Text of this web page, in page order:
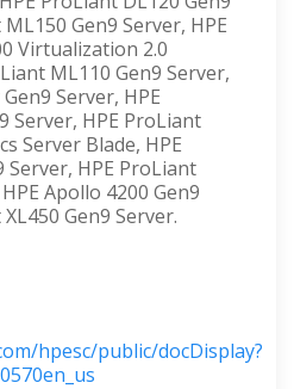
Gen9 Server, HPE
Virtualization 2.0
ML110 Gen9 Server,
Server, HPE
Server, HPE ProLiant
Server Blade, HPE
Server, HPE ProLiant
Apollo 4200 Gen9
Gen9 Server.
hpesc/public/docDisplay?